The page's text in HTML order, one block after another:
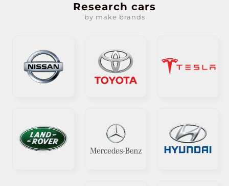
Research cars
by make brands